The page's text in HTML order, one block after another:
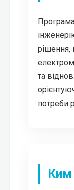
рішення,
та
потреби
Ким